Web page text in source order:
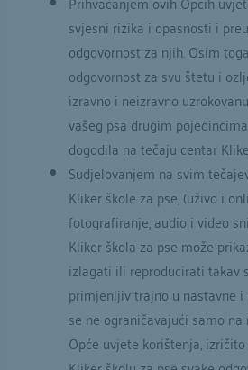
svjesni rizika i opasnosti i
odgovornost za njih. Osim
odgovornost za svu štetu i
izravno i neizravno
vašeg psa drugim
dogodila na tečaju centar
Sudjelovanjem na svim
Kliker škole za pse, (uživo i
fotografiranje, audio i video
Kliker škola za pse može
izlagati ili reproducirati takav
primjenljiv trajno u nastavne
se ne ograničavajući samo
Opće uvjete korištenja,